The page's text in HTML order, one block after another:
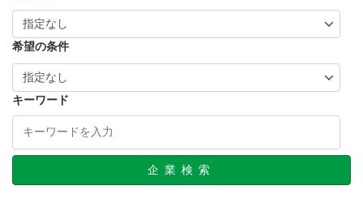
希望の条件
キーワード
企業検索